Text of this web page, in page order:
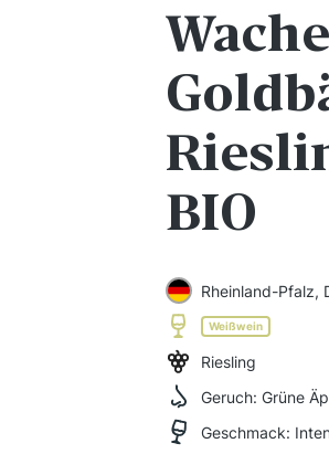
BIO
Rheinland-Pfalz,
Weißwein
Riesling
Geruch: Grüne
Geschmack: